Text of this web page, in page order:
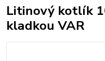
Litinový kotlík
kladkou VAR